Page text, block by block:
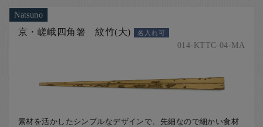
Natsuno
京・嵯峨四角箸 紋竹(大) 名入れ可
014-KTTC-04-MA
素材を活かしたシンプルなデザインで、先細なので細かい食材